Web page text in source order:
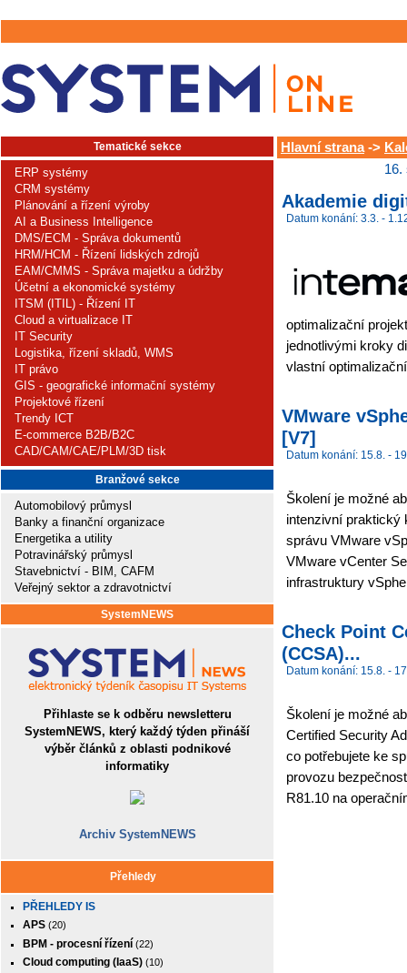
Tematické sekce
ERP systémy
CRM systémy
Plánování a řízení výroby
AI a Business Intelligence
DMS/ECM - Správa dokumentů
HRM/HCM - Řízení lidských zdrojů
EAM/CMMS - Správa majetku a údržby
Účetní a ekonomické systémy
ITSM (ITIL) - Řízení IT
Cloud a virtualizace IT
IT Security
Logistika, řízení skladů, WMS
IT právo
GIS - geografické informační systémy
Projektové řízení
Trendy ICT
E-commerce B2B/B2C
CAD/CAM/CAE/PLM/3D tisk
Branžové sekce
Automobilový průmysl
Banky a finanční organizace
Energetika a utility
Potravinářský průmysl
Stavebnictví - BIM, CAFM
Veřejný sektor a zdravotnictví
SystemNEWS
Přihlaste se k odběru newsletteru
SystemNEWS, který každý týden přináší
výběr článků z oblasti podnikové
informatiky
Archiv SystemNEWS
Přehledy
PŘEHLEDY IS
APS (20)
BPM - procesní řízení (22)
Cloud computing (IaaS) (10)
Hlavní strana->
16.
Akademie
Datum konání: 3.3. -
optimalizační
jednotlivými kroky
vlastní
VMware
[V7]
Datum konání: 15.8. -
Školení je možné
intenzivní praktický
správu VMware
VMware vCenter
infrastruktury
Check Point
(CCSA)...
Datum konání: 15.8. -
Školení je možné
Certified Security
co potřebujete ke
provozu
R81.10 na